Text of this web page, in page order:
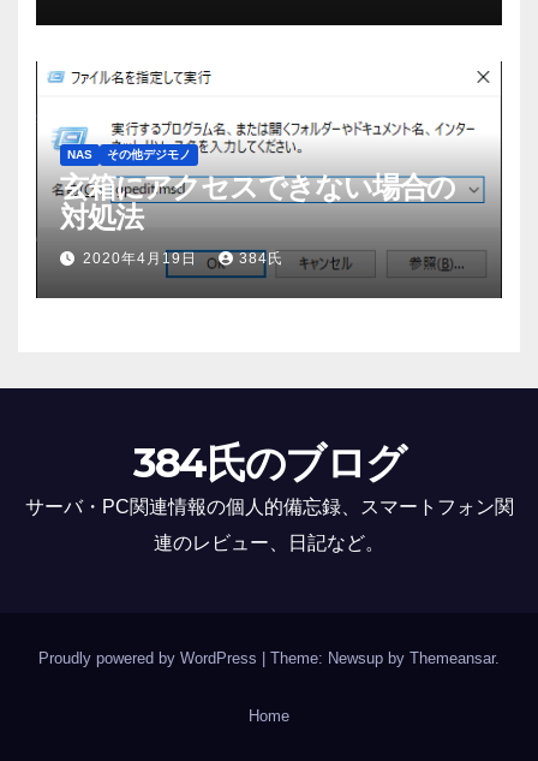
NAS その他デジモノ
玄箱にアクセスできない場合の
対処法
2020年4月19日 384氏
384氏のブログ
サーバ・PC関連情報の個人的備忘録、スマートフォン関
連のレビュー、日記など。
Proudly powered by WordPress Theme: Newsup by Themeansar.
Home